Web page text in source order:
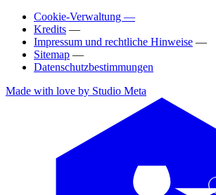
Cookie-Verwaltung —
Kredits —
Impressum und rechtliche Hinweise —
Sitemap —
Datenschutzbestimmungen
Made with love by Studio Meta